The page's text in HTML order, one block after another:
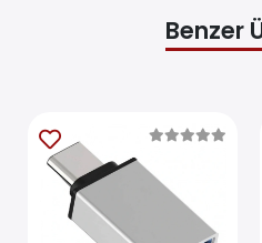
Benzer